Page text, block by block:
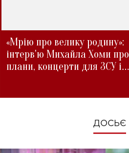
«Мрію про велику родину»:
інтерв'ю Михайла Хоми про
плани, концерти для ЗСУ і
ДОСЬЄ